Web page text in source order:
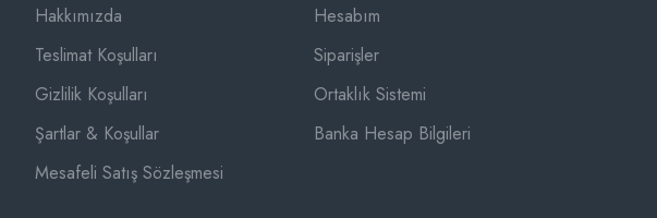
Hakkımızda
Teslimat Koşulları
Gizlilik Koşulları
Şartlar & Koşullar
Mesafeli Satış Sözleşmesi
Hesabım
Siparişler
Ortaklık Sistemi
Banka Hesap Bilgileri